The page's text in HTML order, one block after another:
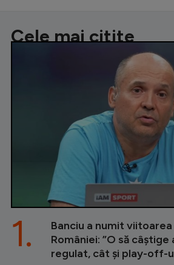
Cele mai citite
Banciu a numit
României: ”O să
regulat, cât și play-off-
1.